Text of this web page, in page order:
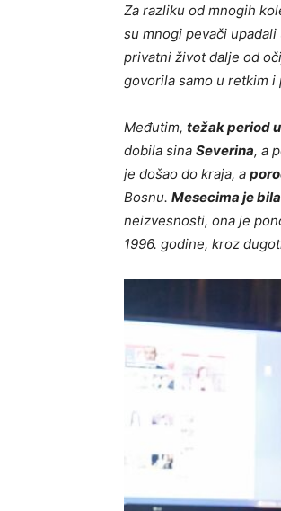
Za razliku od mnogih
su mnogi pevači
privatni život dalje od
govorila samo u retkim
Međutim, težak period
dobila sina Severina, a
je došao do kraja, a
Bosnu. Mesecima je
neizvesnosti, ona je
1996. godine, kroz